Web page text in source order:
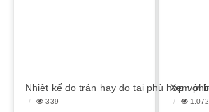
Nhiệt kế đo trán hay đo tai phù hợp với
339
Xem
1,072